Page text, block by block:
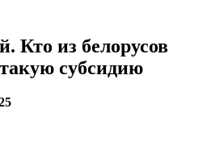
Кто из белорусов
субсидию